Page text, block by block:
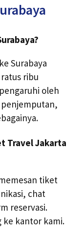
Surabaya
ribu
oleh
Travel Jakarta
tiket
chat
reservasi.
ke kantor kami.